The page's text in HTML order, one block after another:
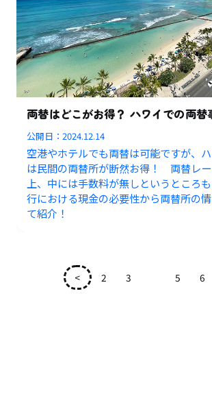
両替はどこがお得？ ハワイでの両替
公開日：2024.12.14
空港やホテルでも両替は可能ですが、
は民間の両替所が断然お得！ 両替レ
上、中には手数料が無しというところ
行における現金の必要性から両替所の
て紹介！
< 2 3 5 6